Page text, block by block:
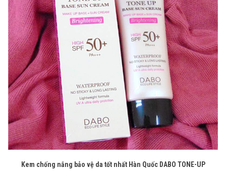
Kem chống nắng bảo vệ da tốt nhất Hàn Quốc DABO TONE-UP